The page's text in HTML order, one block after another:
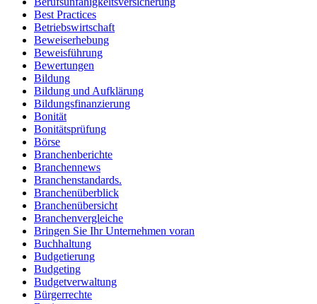
Best Practices
Betriebswirtschaft
Beweiserhebung
Beweisführung
Bewertungen
Bildung
Bildung und Aufklärung
Bildungsfinanzierung
Bonität
Bonitätsprüfung
Börse
Branchenberichte
Branchennews
Branchenstandards.
Branchenüberblick
Branchenübersicht
Branchenvergleiche
Bringen Sie Ihr Unternehmen voran
Buchhaltung
Budgetierung
Budgeting
Budgetverwaltung
Bürgerrechte